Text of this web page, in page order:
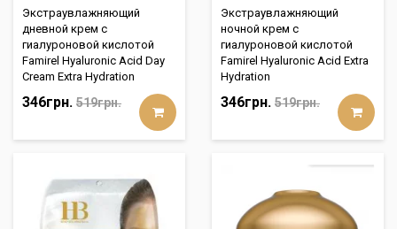
Экстраувлажняющий
дневной крем с
гиалуроновой кислотой
Famirel Hyaluronic Acid Day
Cream Extra Hydration
346грн. 519грн.
Экстраувлажняющий
ночной крем с
гиалуроновой кислотой
Famirel Hyaluronic Acid Extra
Hydration
346грн. 519грн.